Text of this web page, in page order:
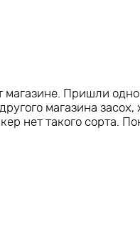
магазине. Пришли
магазина засох,
нет такого сорта.